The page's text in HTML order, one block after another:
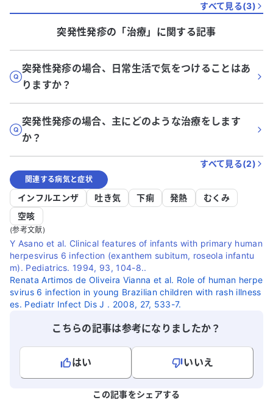
すべて見る(3)
突発性発疹の「治療」に関する記事
突発性発疹の場合、日常生活で気をつけることはあ
りますか？
突発性発疹の場合、主にどのような治療をします
か？
すべて見る(2)
関連する病気と症状
インフルエンザ 吐き気 下痢 発熱
むくみ
空咳
(参考文献)
Y Asano et al. Clinical features of infants with primary human
herpesvirus 6 infection (exanthem subitum, roseola infantu
m). Pediatrics. 1994, 93, 104-8..
Renata Artimos de Oliveira Vianna et al. Role of human herpe
svirus 6 infection in young Brazilian children with rash illness
es. Pediatr Infect Dis J . 2008, 27, 533-7.
こちらの記事は参考になりましたか？
はい
いいえ
この記事をシェアする